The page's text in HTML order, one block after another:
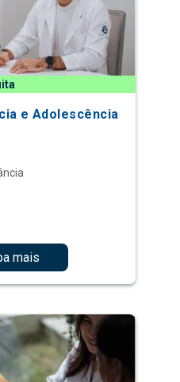
e Adolescência
mais